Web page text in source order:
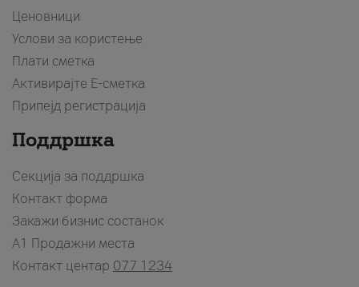
Ценовници
Услови за користење
Плати сметка
Активирајте Е-сметка
Припејд регистрација
Поддршка
Секција за поддршка
Контакт форма
Закажи бизнис состанок
A1 Продажни места
Контакт центар 077 1234